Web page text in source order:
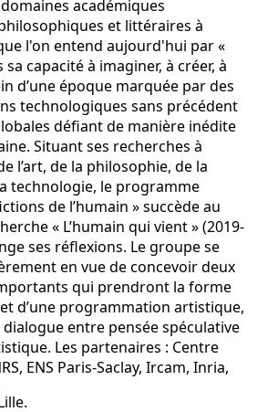
académiques
et littéraires à
l'on entend aujourd'hui par «
capacité à imaginer, à créer, à
d’une époque marquée par des
technologiques sans précédent
défiant de manière inédite
Situant ses recherches à
l’art, de la philosophie, de la
technologie, le programme
de l’humain » succède au
« L’humain qui vient » (2019-
ses réflexions. Le groupe se
en vue de concevoir deux
qui prendront la forme
d’une programmation artistique,
entre pensée spéculative
Les partenaires : Centre
ENS Paris-Saclay, Ircam, Inria,